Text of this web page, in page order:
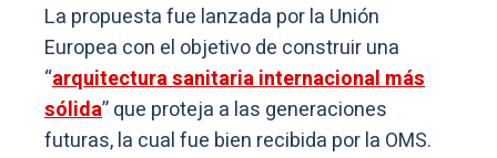
La propuesta fue lanzada por la Unión
Europea con el objetivo de construir una
“arquitectura sanitaria internacional más
sólida” que proteja a las generaciones
futuras, la cual fue bien recibida por la OMS.